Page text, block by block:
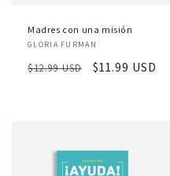
Madres con una misión
Proveedor:
GLORIA FURMAN
Precio
$12.99 USD
Precio
$11.99 USD